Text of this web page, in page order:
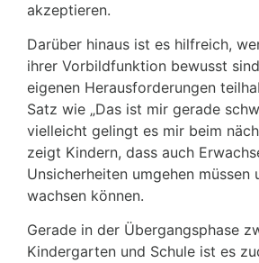
akzeptieren.
Darüber hinaus ist es hilfreich,
ihrer Vorbildfunktion bewusst
eigenen Herausforderungen
Satz wie „Das ist mir gerade
vielleicht gelingt es mir beim
zeigt Kindern, dass auch
Unsicherheiten umgehen müssen
wachsen können.
Gerade in der Übergangsphase
Kindergarten und Schule ist es